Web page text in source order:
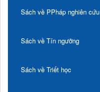
Sách về PPháp nghiên cứu
Sách về Tín ngưỡng
Sách về Triết học